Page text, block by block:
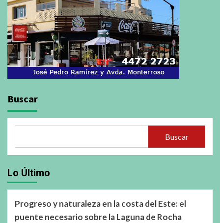
Buscar
Buscar
Lo Último
Progreso y naturaleza en la costa del Este: el
puente necesario sobre la Laguna de Rocha